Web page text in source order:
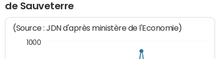
de Sauveterre
(Source : JDN d'après ministère de l'Economie)
1000